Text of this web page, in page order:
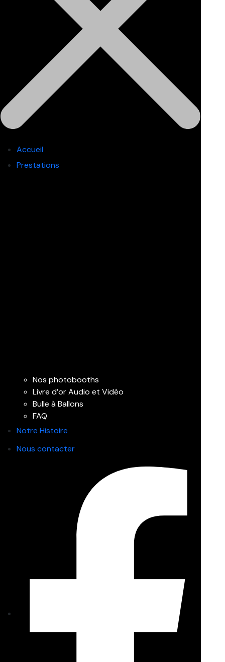
Accueil
Prestations
Nos photobooths
Livre d’or Audio et Vidéo
Bulle à Ballons
FAQ
Notre Histoire
Nous contacter